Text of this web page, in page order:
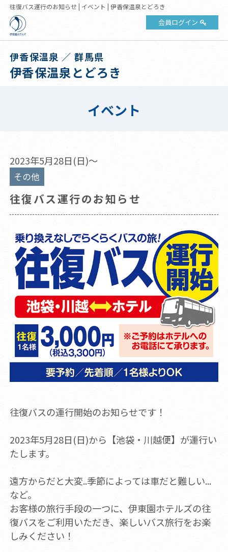
往復バス運行のお知らせ | イベント | 伊香保温泉とどろき
会員ログイン
伊香保温泉 ／ 群馬県
伊香保温泉とどろき
イベント
2023年5月28日(日)～
その他
往復バス運行のお知らせ
往復バスの運行開始のお知らせです！
2023年5月28日(日)から【池袋・川越便】が運行い
たします。
遠方からだと大変..季節によっては車だと難しい...
など。
お客様の旅行手段の一つに、伊東園ホテルズの往
復バスをご利用いただき、楽しいバス旅行をお楽
しみください！